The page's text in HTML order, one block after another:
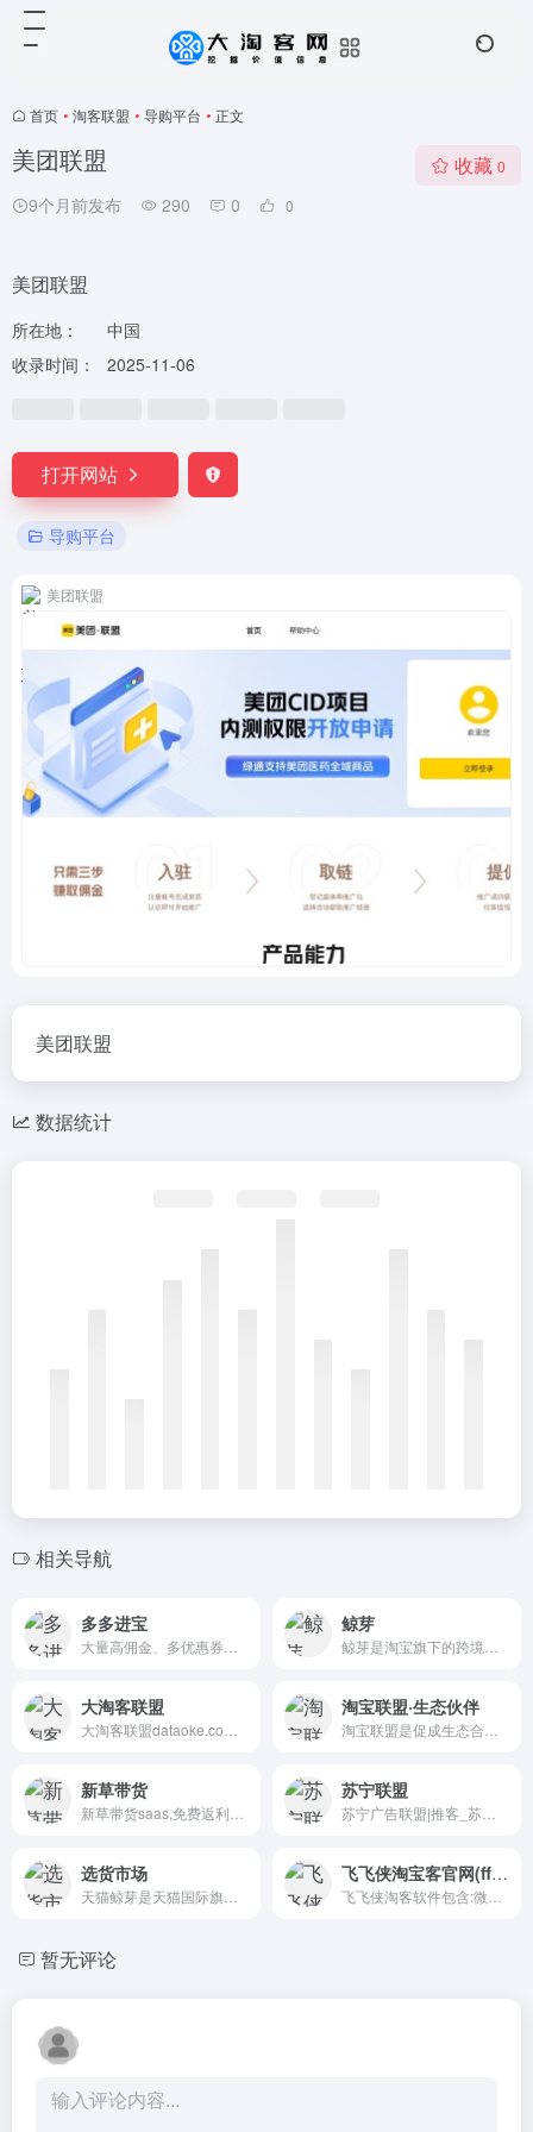
首页 • 淘客联盟 • 导购平台 • 正文
美团联盟
9个月前发布 290 0 0
收藏 0
美团联盟
所在地：
中国
收录时间：
2025-11-06
打开网站
导购平台
美团联盟
美团联盟
数据统计
相关导航
多多进宝 鲸芽
大淘客联盟 淘宝联盟·生态伙伴
新草带货 苏宁联盟
选货市场 飞飞侠淘宝客官网(ffxia.cn)
暂无评论